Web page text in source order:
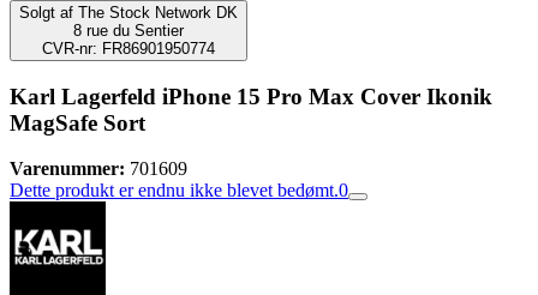
Solgt af The Stock Network DK
8 rue du Sentier
CVR-nr: FR86901950774
Karl Lagerfeld iPhone 15 Pro Max Cover Ikonik
MagSafe Sort
Varenummer: 701609
Dette produkt er endnu ikke blevet bedømt.0